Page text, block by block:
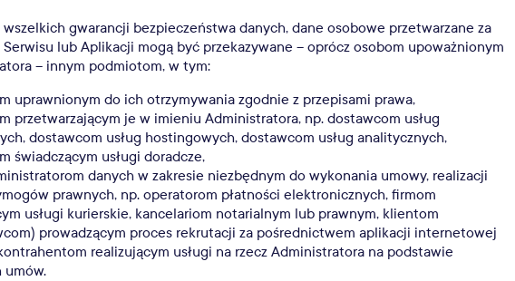
gwarancji bezpieczeństwa danych, dane osobowe przetwarzane za
lub Aplikacji mogą być przekazywane – oprócz osobom upoważnionym
– innym podmiotom, w tym:
uprawnionym do ich otrzymywania zgodnie z przepisami prawa,
przetwarzającym je w imieniu Administratora, np. dostawcom usług
dostawcom usług hostingowych, dostawcom usług analitycznych,
świadczącym usługi doradcze,
danych w zakresie niezbędnym do wykonania umowy, realizacji
prawnych, np. operatorom płatności elektronicznych, firmom
usługi kurierskie, kancelariom notarialnym lub prawnym, klientom
prowadzącym proces rekrutacji za pośrednictwem aplikacji internetowej
realizującym usługi na rzecz Administratora na podstawie
umów.